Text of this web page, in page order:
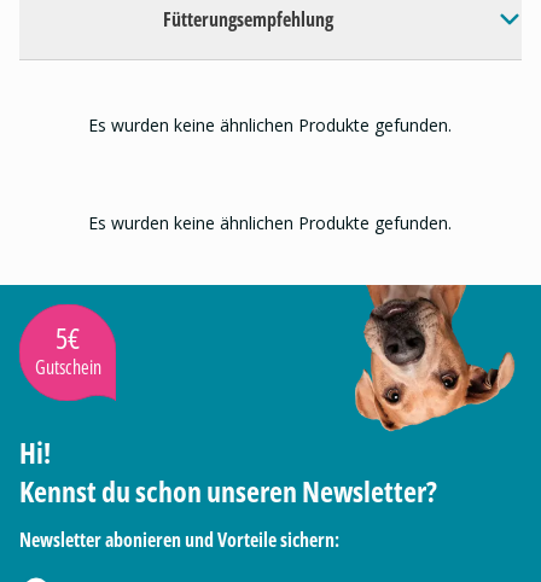
Fütterungsempfehlung
Es wurden keine ähnlichen Produkte gefunden.
Es wurden keine ähnlichen Produkte gefunden.
5€
Gutschein
Hi!
Kennst du schon unseren Newsletter?
Newsletter abonieren und Vorteile sichern: